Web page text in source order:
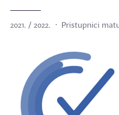
2021. / 2022. Pristupnici